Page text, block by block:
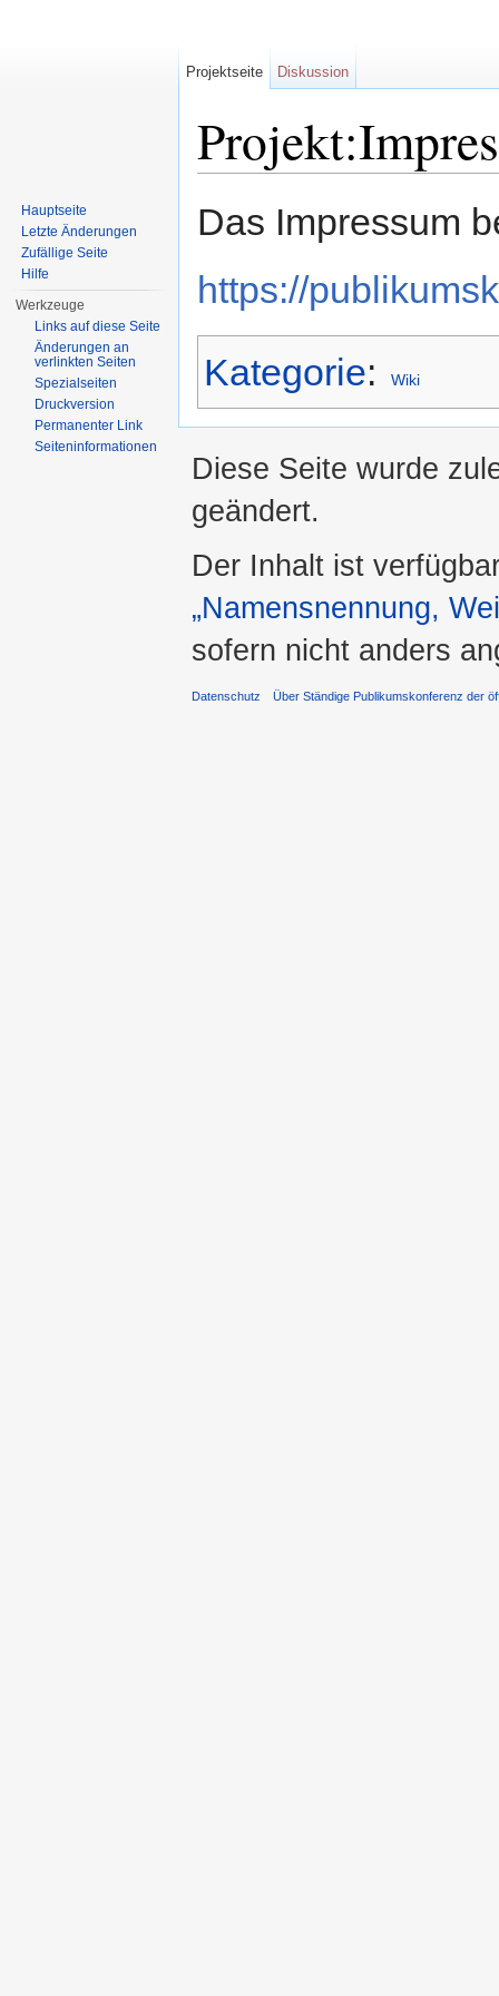
Das Impressum
https://
Kategorie: Wiki
Projektseite Diskussion
Hauptseite
Letzte Änderungen
Zufällige Seite
Hilfe
Werkzeuge
Links auf diese Seite
Änderungen an
verlinkten Seiten
Spezialseiten
Druckversion
Permanenter Link
Seiten­informationen
Diese Seite wurde
geändert.
Der Inhalt ist
„Namensnennung,
sofern nicht anders
Datenschutz Über Ständige Publikumskonferenz der